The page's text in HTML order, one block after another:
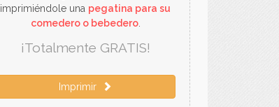
imprimiéndole una pegatina para su
comedero o bebedero.
¡Totalmente GRATIS!
Imprimir